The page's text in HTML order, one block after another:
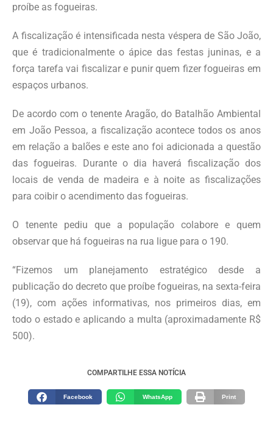
proíbe as fogueiras.
A fiscalização é intensificada nesta véspera de São João,
que é tradicionalmente o ápice das festas juninas, e a
força tarefa vai fiscalizar e punir quem fizer fogueiras em
espaços urbanos.
De acordo com o tenente Aragão, do Batalhão Ambiental
em João Pessoa, a fiscalização acontece todos os anos
em relação a balões e este ano foi adicionada a questão
das fogueiras. Durante o dia haverá fiscalização dos
locais de venda de madeira e à noite as fiscalizações
para coibir o acendimento das fogueiras.
O tenente pediu que a população colabore e quem
observar que há fogueiras na rua ligue para o 190.
“Fizemos um planejamento estratégico desde a
publicação do decreto que proíbe fogueiras, na sexta-feira
(19), com ações informativas, nos primeiros dias, em
todo o estado e aplicando a multa (aproximadamente R$
500).
COMPARTILHE ESSA NOTÍCIA
Facebook WhatsApp Print